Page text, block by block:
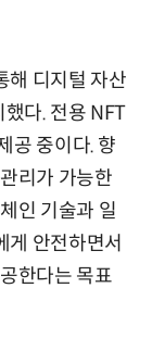
해 디지털 자산
다. 전용 NFT
공 중이다. 향
리가 가능한
인 기술과 일
게 안전하면서
한다는 목표